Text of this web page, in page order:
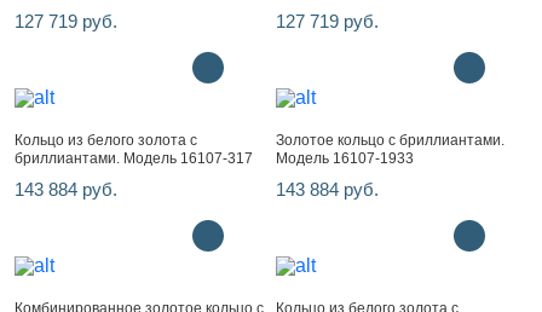
127 719 руб. 127 719 руб.
Кольцо из белого золота с
бриллиантами. Модель 16107-317
143 884 руб.
Золотое кольцо с бриллиантами.
Модель 16107-1933
143 884 руб.
Комбинированное золотое кольцо с Кольцо из белого золота с